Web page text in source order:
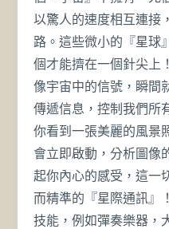
以驚人的速度相互連接
路。這些微小的『星球
個才能擠在一個針尖上
像宇宙中的信號，瞬間
傳遞信息，控制我們所
你看到一張美麗的風景
會立即啟動，分析圖像
起你內心的感受，這一
而精準的『星際通訊』
技能，例如彈奏樂器，